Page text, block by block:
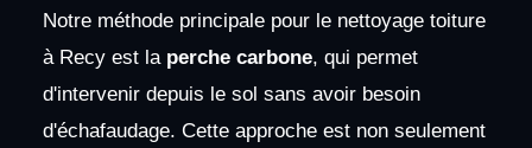
Notre méthode principale pour le nettoyage toiture
à Recy est la perche carbone, qui permet
d'intervenir depuis le sol sans avoir besoin
d'échafaudage. Cette approche est non seulement